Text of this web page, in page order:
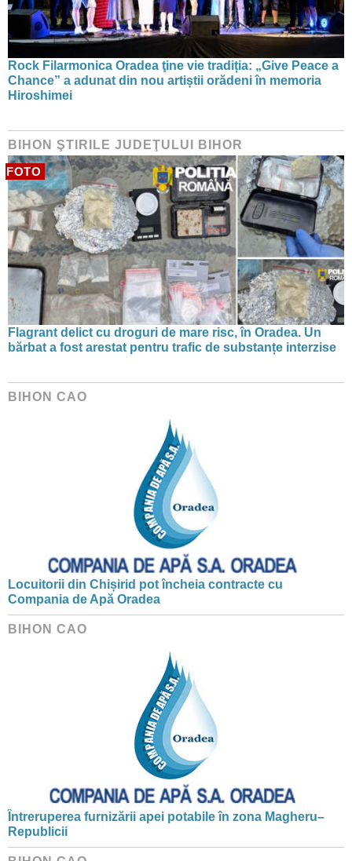
Rock Filarmonica Oradea ţine vie tradiția: „Give Peace a
Chance” a adunat din nou artiștii orădeni în memoria
Hiroshimei
BIHON ŞTIRILE JUDEŢULUI BIHOR
FOTO
Flagrant delict cu droguri de mare risc, în Oradea. Un
bărbat a fost arestat pentru trafic de substanțe interzise
BIHON CAO
Locuitorii din Chișirid pot încheia contracte cu
Compania de Apă Oradea
BIHON CAO
Întreruperea furnizării apei potabile în zona Magheru–
Republicii